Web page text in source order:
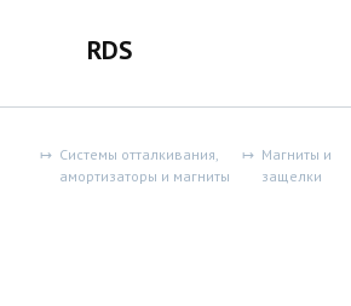
RDS
Системы отталкивания,
амортизаторы и магниты
Магниты и
защелки